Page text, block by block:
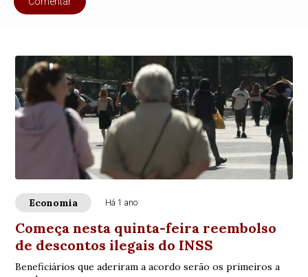
Economia Há 1 ano
Começa nesta quinta-feira reembolso
de descontos ilegais do INSS
Beneficiários que aderiram a acordo serão os primeiros a